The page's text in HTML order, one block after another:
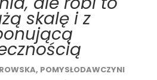
skalę i z
POMYSŁODAWCZYNI